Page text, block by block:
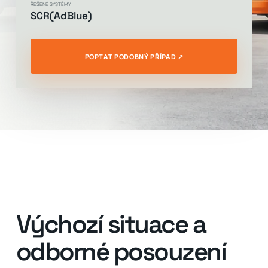
ŘEŠENÉ SYSTÉMY
SCR(AdBlue)
POPTAT PODOBNÝ PŘÍPAD ↗
Výchozí situace a
odborné posouzení